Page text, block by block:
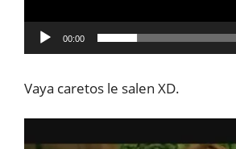
00:00
Vaya caretos le salen XD.